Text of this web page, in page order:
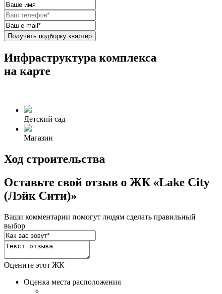
Получить подборку квартир
Инфраструктура комплекса
на карте
Детский сад
Магазин
Ход строительства
Оставьте свой отзыв о ЖК «Lake City
(Лэйк Сити)»
Ваши комментарии помогут людям сделать правильный
выбор
Оцените этот ЖК
Оценка места расположения